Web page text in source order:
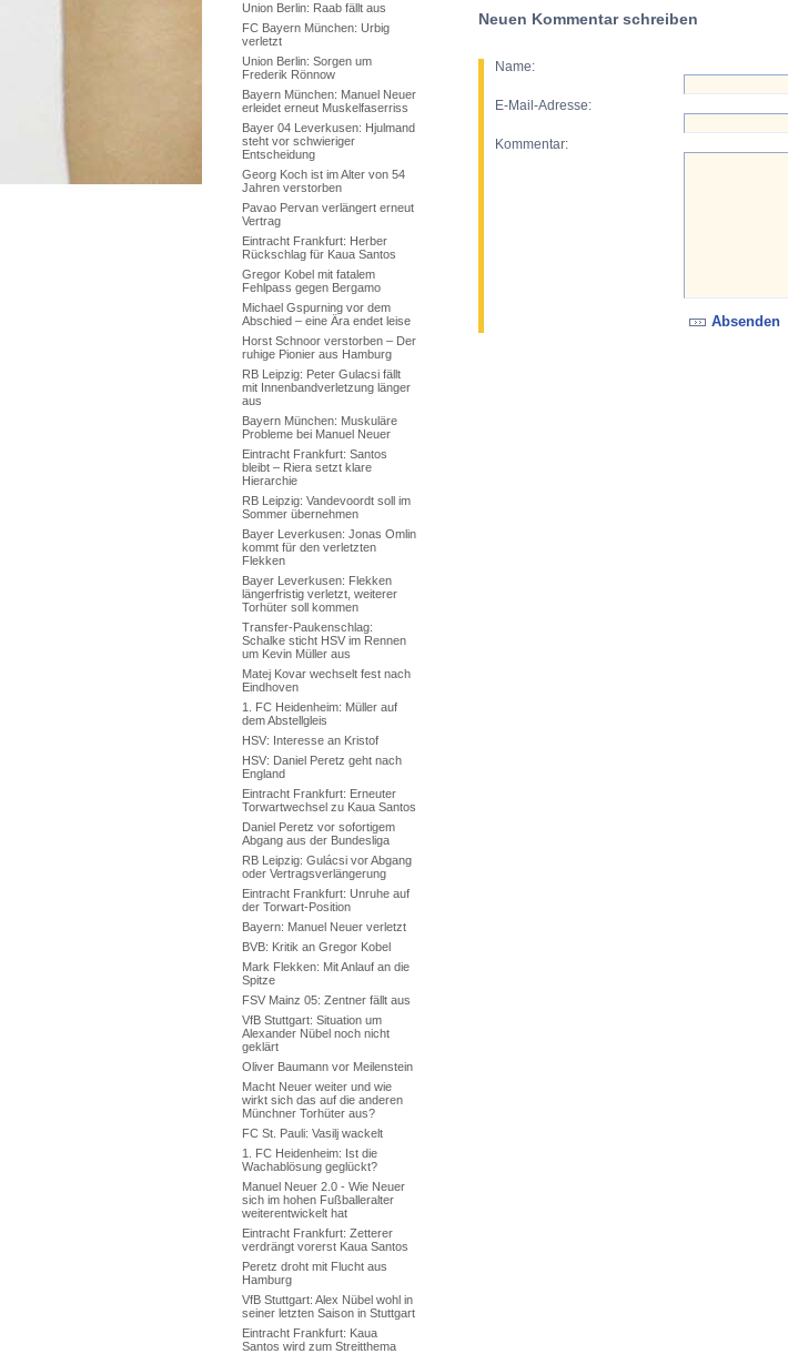
Union Berlin: Raab fällt aus
FC Bayern München: Urbig
verletzt
Union Berlin: Sorgen um
Frederik Rönnow
Bayern München: Manuel Neuer
erleidet erneut Muskelfaserriss
Bayer 04 Leverkusen: Hjulmand
steht vor schwieriger
Entscheidung
Georg Koch ist im Alter von 54
Jahren verstorben
Pavao Pervan verlängert erneut
Vertrag
Eintracht Frankfurt: Herber
Rückschlag für Kaua Santos
Gregor Kobel mit fatalem
Fehlpass gegen Bergamo
Michael Gspurning vor dem
Abschied – eine Ära endet leise
Horst Schnoor verstorben – Der
ruhige Pionier aus Hamburg
RB Leipzig: Peter Gulacsi fällt
mit Innenbandverletzung länger
aus
Bayern München: Muskuläre
Probleme bei Manuel Neuer
Eintracht Frankfurt: Santos
bleibt – Riera setzt klare
Hierarchie
RB Leipzig: Vandevoordt soll im
Sommer übernehmen
Bayer Leverkusen: Jonas Omlin
kommt für den verletzten
Flekken
Bayer Leverkusen: Flekken
längerfristig verletzt, weiterer
Torhüter soll kommen
Transfer-Paukenschlag:
Schalke sticht HSV im Rennen
um Kevin Müller aus
Matej Kovar wechselt fest nach
Eindhoven
1. FC Heidenheim: Müller auf
dem Abstellgleis
HSV: Interesse an Kristof
HSV: Daniel Peretz geht nach
England
Eintracht Frankfurt: Erneuter
Torwartwechsel zu Kaua Santos
Daniel Peretz vor sofortigem
Abgang aus der Bundesliga
RB Leipzig: Gulácsi vor Abgang
oder Vertragsverlängerung
Eintracht Frankfurt: Unruhe auf
der Torwart-Position
Bayern: Manuel Neuer verletzt
BVB: Kritik an Gregor Kobel
Mark Flekken: Mit Anlauf an die
Spitze
FSV Mainz 05: Zentner fällt aus
VfB Stuttgart: Situation um
Alexander Nübel noch nicht
geklärt
Oliver Baumann vor Meilenstein
Macht Neuer weiter und wie
wirkt sich das auf die anderen
Münchner Torhüter aus?
FC St. Pauli: Vasilj wackelt
1. FC Heidenheim: Ist die
Wachablösung geglückt?
Manuel Neuer 2.0 - Wie Neuer
sich im hohen Fußballeralter
weiterentwickelt hat
Eintracht Frankfurt: Zetterer
verdrängt vorerst Kaua Santos
Peretz droht mit Flucht aus
Hamburg
VfB Stuttgart: Alex Nübel wohl in
seiner letzten Saison in Stuttgart
Eintracht Frankfurt: Kaua
Santos wird zum Streitthema
Neuen Kommentar schreiben
Name:
E-Mail-Adresse:
Kommentar: